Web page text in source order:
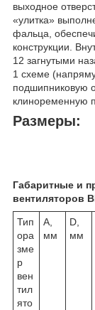
выходное
«улитка»
фальца,
конструкции.
12 загнутыми
1 схеме
подшипниковую
клиноременную
Размеры:
Габаритные и
вентиляторов
Тип
ора
зме
р
вен
тил
ято
А,
мм
D,
мм